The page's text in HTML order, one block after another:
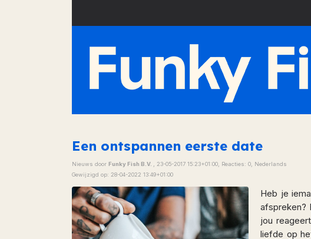
Een ontspannen eerste date
Nieuws door Funky Fish B.V. 23-05-2017 15:23+01:00 , Reacties: 0
Nederlands
Gewijzigd op: 28-04-2022 13:49+01:00
Heb je
afspreken?
jou
liefde op